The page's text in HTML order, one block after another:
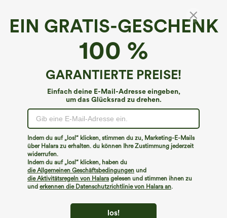
EIN GRATIS-GESCHENK
100 %
GARANTIERTE PREISE!
Einfach deine E-Mail-Adresse eingeben,
um das Glücksrad zu drehen.
Indem du auf „los!“ klicken, stimmen du zu, Marketing-E-Mails
über Halara zu erhalten. du können Ihre Zustimmung jederzeit
widerrufen.
Indem du auf „los!“ klicken, haben du
die Allgemeinen Geschäftsbedingungen und
die Aktivitätsregeln von Halara gelesen und stimmen ihnen zu
und erkennen die Datenschutzrichtlinie von Halara an.
los!
Ärmelloser Body mit V-Ausschnitt für den
€31,95 EUR